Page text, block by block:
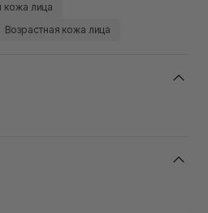
лица
Возрастная кожа лица